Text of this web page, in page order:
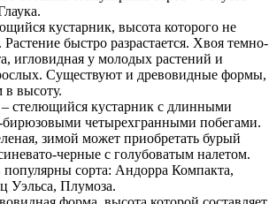
кустарник, высота которого не
быстро разрастается. Хвоя темно-
игловидная у молодых растений и
Существуют и древовидные формы,
высоту.
стелющийся кустарник с длинными
бирюзовыми четырехгранными побегами.
зимой может приобретать бурый
черные с голубоватым налетом.
популярны сорта: Андорра Компакта,
Уэльса, Плумоза.